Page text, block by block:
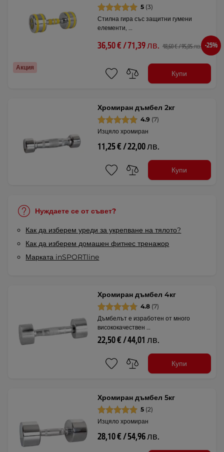
Акция
5 (3)
Стилна гира със защитни гумени
елементи, …
36,50 € / 71,39 лв. 48,60 € / 95,05 лв. -25%
Купи
Хромиран дъмбел 2кг
4.9 (7)
Изцяло хромиран
11,25 € / 22,00 лв.
Купи
Нуждаете се от съвет?
Как да изберем уреди за укрепване на тялото?
Как да изберем домашен фитнес тренажор
Марката inSPORTline
Хромиран дъмбел 4кг
4.8 (7)
Дъмбелът е изработен от много
висококачествен …
22,50 € / 44,01 лв.
Купи
Хромиран дъмбел 5кг
5 (2)
Изцяло хромиран
28,10 € / 54,96 лв.